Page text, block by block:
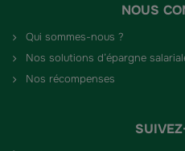
NOUS
Qui sommes-nous ?
Nos solutions d’épargne
Nos récompenses